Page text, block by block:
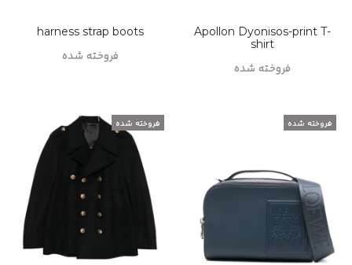
Apollon Dyonisos-print T-
shirt
فروخته شده
harness strap boots
فروخته شده
فروخته شده فروخته شده